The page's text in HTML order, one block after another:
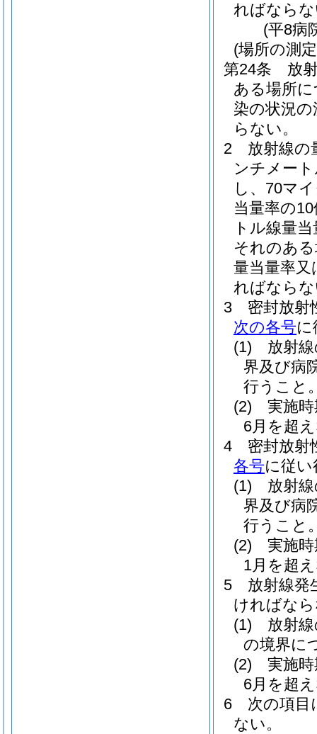
ればなら
(平8病
(場所の測
第24条
放
ある場所
染の状況
らない。
2
放射線の
ンチメー
し、70マ
当量率の
トル線量
それのあ
量当量率
ればなら
3
密封放射
次の各号
(1)
放射
界及び病
行うこと
(2)
実施
6月を超
4
密封放射
各号に従
(1)
放射
界及び病
行うこと
(2)
実施
1月を超
5
放射線発
ければな
(1)
放射
の境界に
(2)
実施
6月を超
6
次の項目
ない。